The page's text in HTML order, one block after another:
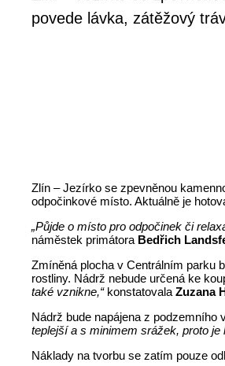
povede lávka, zátěžový
Zlín – Jezírko se zpevněnou
odpočinkové místo. Aktuálně je
„Půjde o místo pro odpočinek či
náměstek primátora Bedřich
Zmíněná plocha v Centrálním parku
rostliny. Nádrž nebude určená ke
také vznikne,“ konstatovalaZuzana
Nádrž bude napájena z
teplejší a s minimem srážek, proto
Náklady na tvorbu se zatím pouze